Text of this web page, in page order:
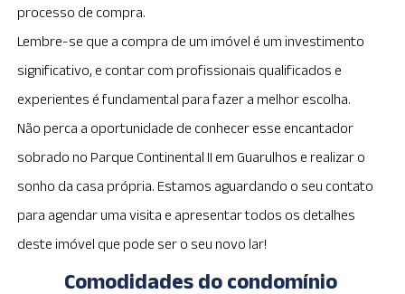
processo de compra.
Lembre-se que a compra de um imóvel é um investimento
significativo, e contar com profissionais qualificados e
experientes é fundamental para fazer a melhor escolha.
Não perca a oportunidade de conhecer esse encantador
sobrado no Parque Continental II em Guarulhos e realizar o
sonho da casa própria. Estamos aguardando o seu contato
para agendar uma visita e apresentar todos os detalhes
deste imóvel que pode ser o seu novo lar!
Comodidades do condomínio